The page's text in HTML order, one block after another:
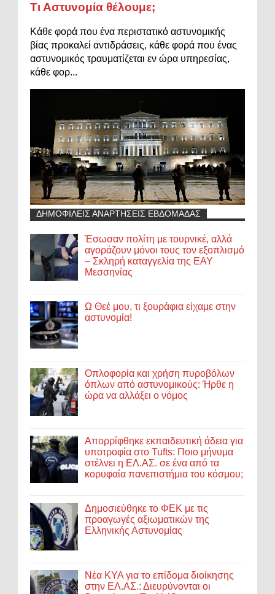
Τι Αστυνομία θέλουμε;
Κάθε φορά που ένα περιστατικό αστυνομικής
βίας προκαλεί αντιδράσεις, κάθε φορά που ένας
αστυνομικός τραυματίζεται εν ώρα υπηρεσίας,
κάθε φορ...
ΔΗΜΟΦΙΛΕΙΣ ΑΝΑΡΤΗΣΕΙΣ ΕΒΔΟΜΑΔΑΣ
Έσωσαν πολίτη με τουρνικέ, αλλά
αγοράζουν μόνοι τους τον εξοπλισμό
– Σκληρή καταγγελία της ΕΑΥ
Μεσσηνίας
Ω Θεέ μου, τι ξουράφια είχαμε στην
αστυνομία!
Οπλοφορία και χρήση πυροβόλων
όπλων από αστυνομικούς: Ήρθε η
ώρα να αλλάξει ο νόμος
Απορρίφθηκε εκπαιδευτική άδεια για
υποτροφία στο Tufts: Ποιο μήνυμα
στέλνει η ΕΛ.ΑΣ. σε ένα από τα
κορυφαία πανεπιστήμια του κόσμου;
Δημοσιεύθηκε το ΦΕΚ με τις
προαγωγές αξιωματικών της
Ελληνικής Αστυνομίας
Νέα ΚΥΑ για το επίδομα διοίκησης
στην ΕΛ.ΑΣ.: Διευρύνονται οι